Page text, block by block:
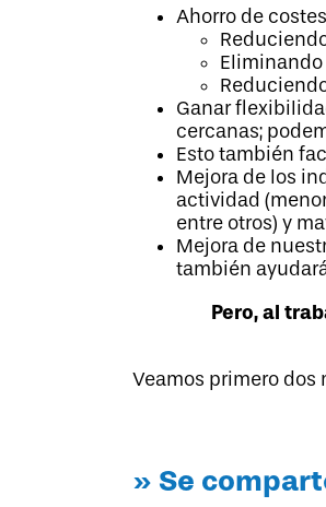
Ahorro de
Ganar
cercanas;
Esto también
Mejora de los
actividad
entre otros) y
Mejora de
también
Pero, al
Veamos primero
» Se